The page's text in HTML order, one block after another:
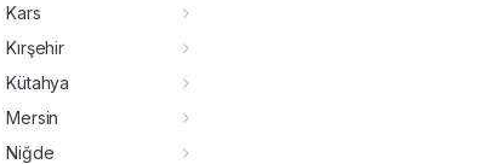
Kars
Kırşehir
Kütahya
Mersin
Niğde